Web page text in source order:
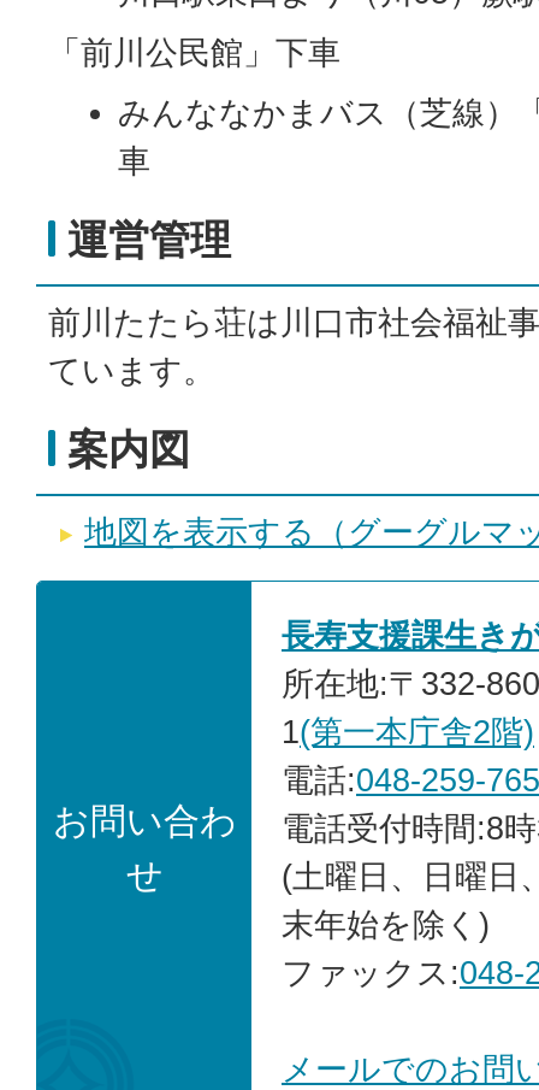
「前川公民館」下車
みんななかまバス（芝線）
車
運営管理
前川たたら荘は川口市社会福祉
ています。
案内図
地図を表示する（グーグルマ
お問い合わ
せ
長寿支援課生き
所在地:〒332-
1(第一本庁舎2階)
電話:048-259-
電話受付時間:8
(土曜日、日曜日
末年始を除く)
ファックス:048-
メールでのお問